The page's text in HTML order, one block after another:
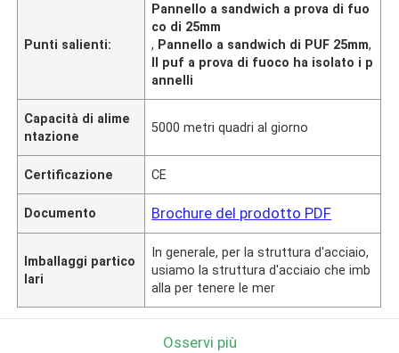
Punti salienti:
Pannello a sandwich a prova di fuo
co di 25mm
, Pannello a sandwich di PUF 25mm,
Il puf a prova di fuoco ha isolato i p
annelli
Capacità di alime
ntazione
5000 metri quadri al giorno
Certificazione CE
Documento Brochure del prodotto PDF
Imballaggi partico
lari
In generale, per la struttura d'acciaio,
usiamo la struttura d'acciaio che imb
alla per tenere le mer
Osservi più